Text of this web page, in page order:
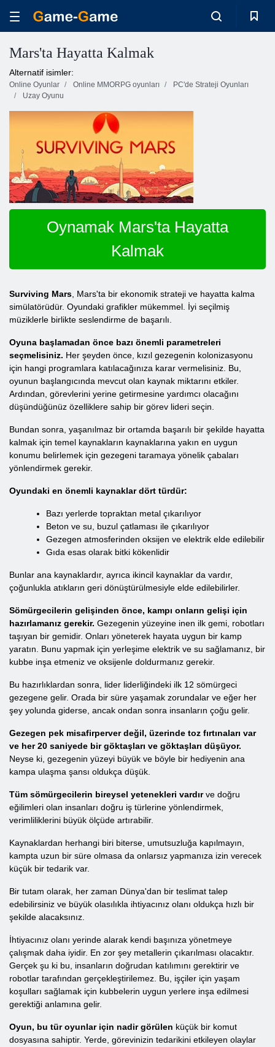
Mars'ta Hayatta Kalmak
Alternatif isimler:
Online Oyunlar Online MMORPG oyunları
PC'de Strateji Oyunları
Uzay Oyunu
Oynamak Mars'ta Hayatta
Kalmak
Surviving Mars , Mars'ta bir ekonomik strateji ve hayatta kalma
simülatörüdür. Oyundaki grafikler mükemmel. İyi seçilmiş
müziklerle birlikte seslendirme de başarılı.
Oyuna başlamadan önce bazı önemli parametreleri
seçmelisiniz. Her şeyden önce, kızıl gezegenin kolonizasyonu
için hangi programlara katılacağınıza karar vermelisiniz. Bu,
oyunun başlangıcında mevcut olan kaynak miktarını etkiler.
Ardından, görevlerini yerine getirmesine yardımcı olacağını
düşündüğünüz özelliklere sahip bir görev lideri seçin.
Bundan sonra, yaşanılmaz bir ortamda başarılı bir şekilde hayatta
kalmak için temel kaynakların kaynaklarına yakın en uygun
konumu belirlemek için gezegeni taramaya yönelik çabaları
yönlendirmek gerekir.
Oyundaki en önemli kaynaklar dört türdür:
Bazı yerlerde topraktan metal çıkarılıyor
Beton ve su, buzul çatlaması ile çıkarılıyor
Gezegen atmosferinden oksijen ve elektrik elde edilebilir
Gıda esas olarak bitki kökenlidir
Bunlar ana kaynaklardır, ayrıca ikincil kaynaklar da vardır,
çoğunlukla atıkların geri dönüştürülmesiyle elde edilebilirler.
Sömürgecilerin gelişinden önce, kampı onların gelişi için
hazırlamanız gerekir. Gezegenin yüzeyine inen ilk gemi, robotları
taşıyan bir gemidir. Onları yöneterek hayata uygun bir kamp
yaratın. Bunu yapmak için yerleşime elektrik ve su sağlamanız, bir
kubbe inşa etmeniz ve oksijenle doldurmanız gerekir.
Bu hazırlıklardan sonra, lider liderliğindeki ilk 12 sömürgeci
gezegene gelir. Orada bir süre yaşamak zorundalar ve eğer her
şey yolunda giderse, ancak ondan sonra insanların çoğu gelir.
Gezegen pek misafirperver değil, üzerinde toz fırtınaları var
ve her 20 saniyede bir göktaşları ve göktaşları düşüyor.
Neyse ki, gezegenin yüzeyi büyük ve böyle bir hediyenin ana
kampa ulaşma şansı oldukça düşük.
Tüm sömürgecilerin bireysel yetenekleri vardırve doğru
eğilimleri olan insanları doğru iş türlerine yönlendirmek,
verimliliklerini büyük ölçüde artırabilir.
Kaynaklardan herhangi biri biterse, umutsuzluğa kapılmayın,
kampta uzun bir süre olmasa da onlarsız yapmanıza izin verecek
küçük bir tedarik var.
Bir tutam olarak, her zaman Dünya'dan bir teslimat talep
edebilirsiniz ve büyük olasılıkla ihtiyacınız olanı oldukça hızlı bir
şekilde alacaksınız.
İhtiyacınız olanı yerinde alarak kendi başınıza yönetmeye
çalışmak daha iyidir. En zor şey metallerin çıkarılması olacaktır.
Gerçek şu ki bu, insanların doğrudan katılımını gerektirir ve
robotlar tarafından gerçekleştirilemez. Bu, işçiler için yaşam
koşulları sağlamak için kubbelerin uygun yerlere inşa edilmesi
gerektiği anlamına gelir.
Oyun, bu tür oyunlar için nadir görülen küçük bir komut
dosyasına sahiptir. Yerde, görevinizin tedarikini etkileyen olaylar